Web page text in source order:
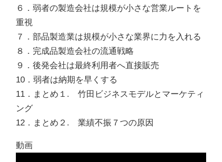
６．弱者の製造会社は規模が小さな営業ルートを
重視
７．部品製造業は規模が小さな業界に力を入れる
８．完成品製造会社の流通戦略
９．後発会社は最終利用者へ直接販売
10．弱者は納期を早くする
11．まとめ１. 竹田ビジネスモデルとマーケティ
ング
12．まとめ２. 業績不振７つの原因
動画